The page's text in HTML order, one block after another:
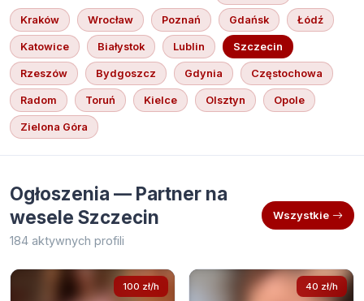
Kraków Wrocław Poznań Gdańsk Łódź
Katowice Białystok Lublin Szczecin
Rzeszów Bydgoszcz Gdynia Częstochowa
Radom Toruń Kielce Olsztyn Opole
Zielona Góra
Ogłoszenia — Partner na
wesele Szczecin
184 aktywnych profili
Wszystkie
100 zł/h 40 zł/h